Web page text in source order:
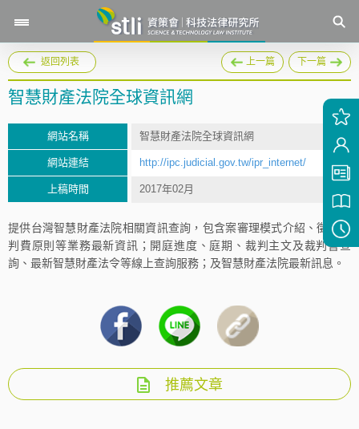
返回列表 上一篇 下一篇
智慧財產法院全球資訊網
網站名稱 智慧財產法院全球資訊網
網站連結 http://ipc.judicial.gov.tw/ipr_internet/
上稿時間 2017年02月
提供台灣智慧財產法院相關資訊查詢，包含案審理模式介紹、徵收裁
判費原則等業務最新資訊；開庭進度、庭期、裁判主文及裁判書查
詢、最新智慧財產法令等線上查詢服務；及智慧財產法院最新訊息。
推薦文章